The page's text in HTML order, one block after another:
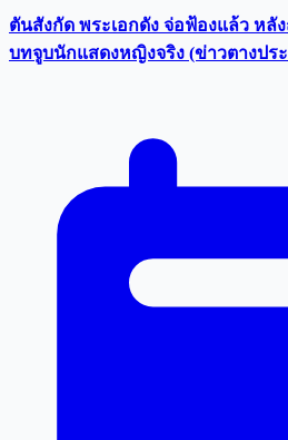
ตันสังกัด พระเอกดัง จ่อฟ้องแล้ว หลั
บทจูบนักแสดงหญิงจริง (ข่าวตางปร